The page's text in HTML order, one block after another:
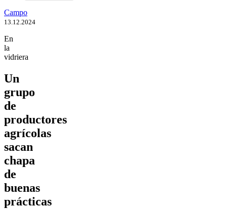
Campo
13.12.2024
En
la
vidriera
Un
grupo
de
productores
agrícolas
sacan
chapa
de
buenas
prácticas